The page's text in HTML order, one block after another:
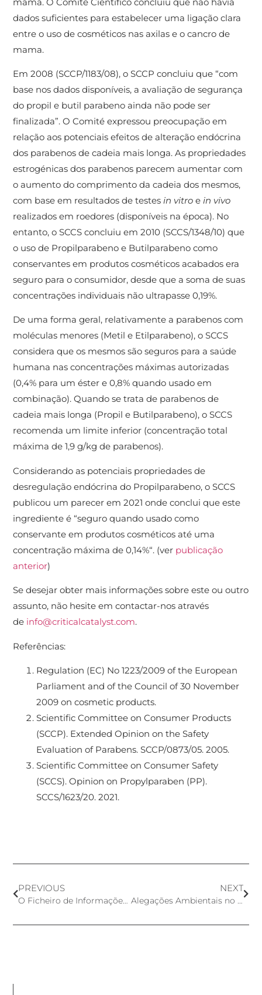
dados suficientes para estabelecer uma ligação clara
entre o uso de cosméticos nas axilas e o cancro de
mama.
Em 2008 (SCCP/1183/08), o SCCP concluiu que “com
base nos dados disponíveis, a avaliação de segurança
do propil e butil parabeno ainda não pode ser
finalizada”. O Comité expressou preocupação em
relação aos potenciais efeitos de alteração endócrina
dos parabenos de cadeia mais longa. As propriedades
estrogénicas dos parabenos parecem aumentar com
o aumento do comprimento da cadeia dos mesmos,
com base em resultados de testesin vitroein vivo
realizados em roedores (disponíveis na época). No
entanto, o SCCS concluiu em 2010 (SCCS/1348/10) que
o uso de Propilparabeno e Butilparabeno como
conservantes em produtos cosméticos acabados era
seguro para o consumidor, desde que a soma de suas
concentrações individuais não ultrapasse 0,19%.
De uma forma geral, relativamente a parabenos com
moléculas menores (Metil e Etilparabeno), o SCCS
considera que os mesmos são seguros para a saúde
humana nas concentrações máximas autorizadas
(0,4% para um éster e 0,8% quando usado em
combinação). Quando se trata de parabenos de
cadeia mais longa (Propil e Butilparabeno), o SCCS
recomenda um limite inferior (concentração total
máxima de 1,9 g/kg de parabenos).
Considerando as potenciais propriedades de
desregulação endócrina do Propilparabeno, o SCCS
publicou um parecer em 2021 onde conclui que este
ingrediente é “seguro quando usado como
conservante em produtos cosméticos até uma
concentração máxima de 0,14%“. (ver publicação
anterior)
Se desejar obter mais informações sobre este ou outro
assunto, não hesite em contactar-nos através
de info@criticalcatalyst.com.
Referências:
Regulation (EC) No 1223/2009 of the European
Parliament and of the Council of 30 November
2009 on cosmetic products.
Scientific Committee on Consumer Products
(SCCP). Extended Opinion on the Safety
Evaluation of Parabens. SCCP/0873/05. 2005.
Scientific Committee on Consumer Safety
(SCCS). Opinion on Propylparaben (PP).
SCCS/1623/20. 2021.
PREVIOUS
O Ficheiro de Informações Sobre o Produto (PIF)
NEXT
Alegações Ambientais no Reino Unido